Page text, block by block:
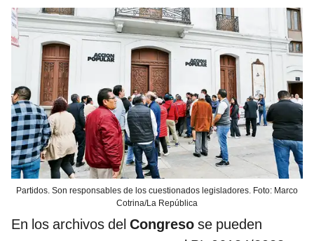
Partidos. Son responsables de los cuestionados legisladores. Foto: Marco
Cotrina/La República
En los archivos del Congreso se pueden